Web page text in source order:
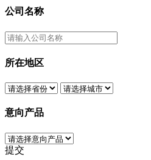
公司名称
所在地区
意向产品
提交